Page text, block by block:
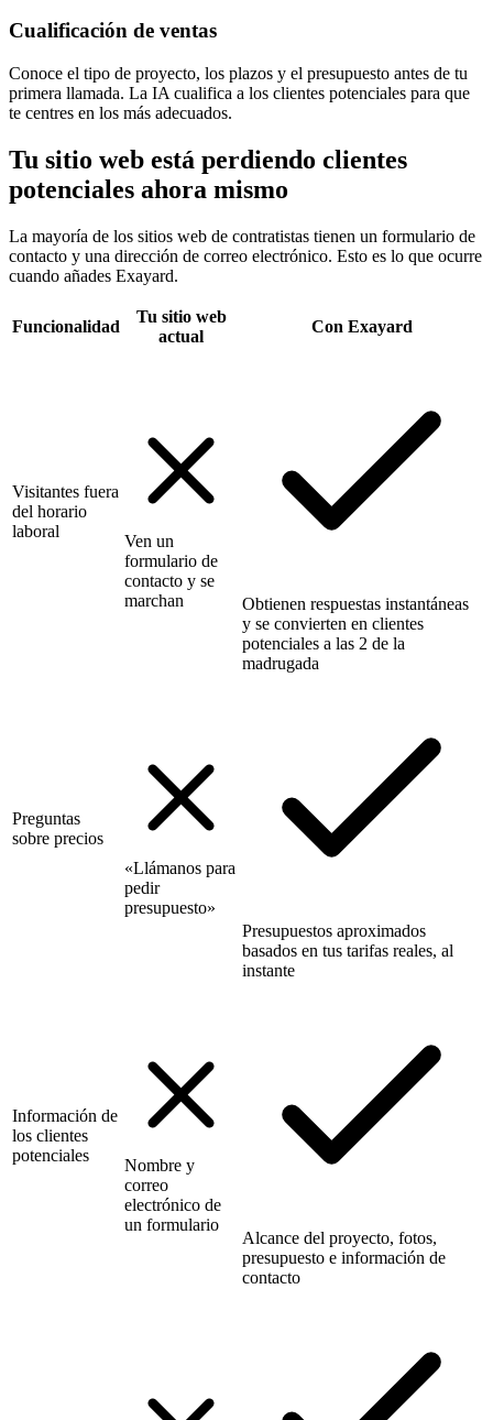
Cualificación de ventas
Conoce el tipo de proyecto, los plazos y el presupuesto antes de tu
primera llamada. La IA cualifica a los clientes potenciales para que
te centres en los más adecuados.
Tu sitio web está perdiendo clientes
potenciales ahora mismo
La mayoría de los sitios web de contratistas tienen un formulario de
contacto y una dirección de correo electrónico. Esto es lo que ocurre
cuando añades Exayard.
Funcionalidad
Tu sitio web
actual
Con Exayard
Visitantes fuera
del horario
laboral
Ven un
formulario de
contacto y se
marchan
Obtienen respuestas instantáneas
y se convierten en clientes
potenciales a las 2 de la
madrugada
Preguntas
sobre precios
«Llámanos para
pedir
presupuesto»
Presupuestos aproximados
basados en tus tarifas reales, al
instante
Información de
los clientes
potenciales
Nombre y
correo
electrónico de
un formulario
Alcance del proyecto, fotos,
presupuesto e información de
contacto